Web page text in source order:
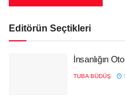
Editörün Seçtikleri
İnsanlığın
TUBA BÜDÜŞ